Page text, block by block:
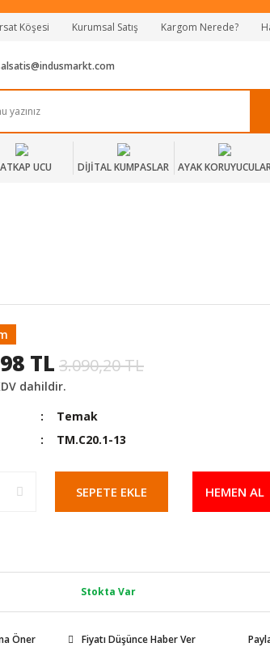
Vade Farksız 2 Taksit!
& Kolay İade
Köşesi Kurumsal Satış Kargom Nerede?
UCU DİJİTAL KUMPASLAR AYAK
TL 3.090,20 TL
dahildir.
Temak
TM.C20.1-13
SEPETE EKLE HEMEN AL
Stokta Var
Öner Fiyatı Düşünce Haber Ver